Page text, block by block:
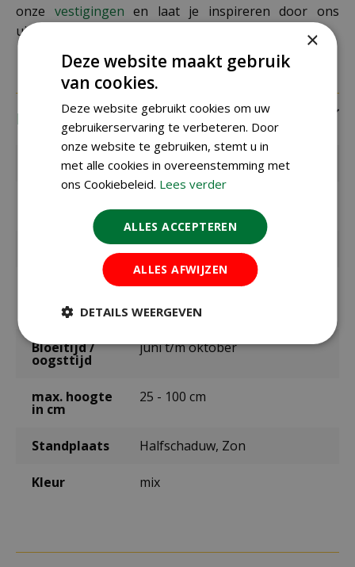
onze vestigingen en laat je inspireren door ons
uitgebreide assortiment tuinproducten.
Eigenschappen
EAN code 8712438986499
leverancier
Jub
buiten
maart t/m juni
Bloeitijd /
oogsttijd
juni t/m oktober
max. hoogte
in cm
25 - 100 cm
Standplaats Halfschaduw, Zon
Kleur mix
×
Deze website maakt gebruik
van cookies.
Deze website gebruikt cookies om uw
gebruikerservaring te verbeteren. Door
onze website te gebruiken, stemt u in
met alle cookies in overeenstemming met
ons Cookiebeleid. Lees verder
ALLES ACCEPTEREN
ALLES AFWIJZEN
DETAILS WEERGEVEN